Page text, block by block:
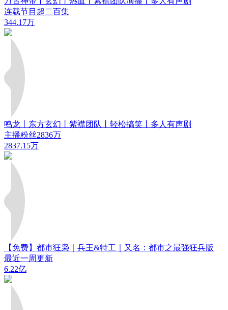
连载节目超二百集
344.17万
鸣龙丨东方玄幻丨紫襟团队丨轻松搞笑丨多人有声剧
主播粉丝2836万
2837.15万
【免费】都市狂枭｜兵王&特工｜又名：都市之最强狂兵版
最近一周更新
6.22亿